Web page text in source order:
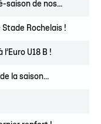
saison de nos...
Stade Rochelais !
U18 B !
la saison...